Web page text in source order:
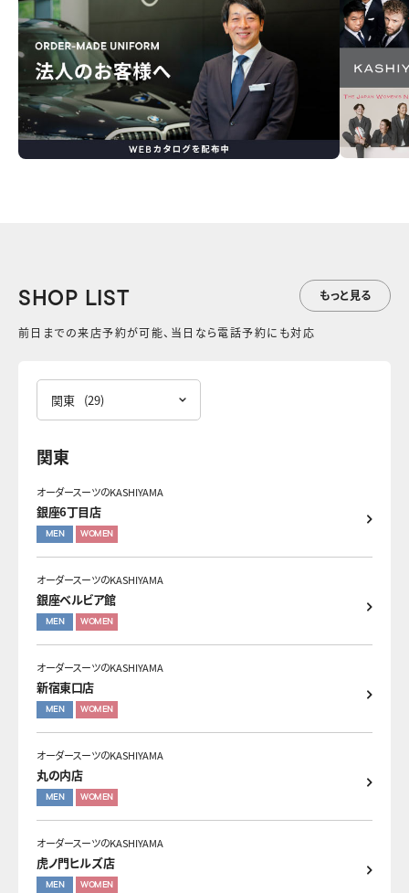
SHOP LIST
前日までの来店予約が可能、当日なら電話予約にも対応
もっと見る
関東 (29)
関東
オーダースーツのKASHIYAMA
銀座6丁目店
MEN WOMEN
オーダースーツのKASHIYAMA
銀座ベルビア館
MEN WOMEN
オーダースーツのKASHIYAMA
新宿東口店
MEN WOMEN
オーダースーツのKASHIYAMA
丸の内店
MEN WOMEN
オーダースーツのKASHIYAMA
虎ノ門ヒルズ店
MEN WOMEN